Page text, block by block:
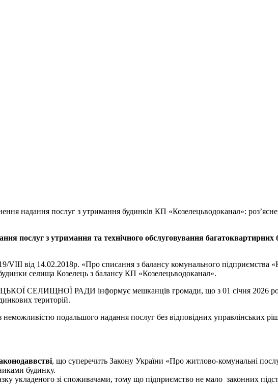
надання послуг з утримання будинків КП «Козелецьводоканал»:
послуг з утримання та технічного обслуговування багатоквартирних
VIII від 14.02.2018р. «Про списання з балансу комунального підприємства
селища Козелець з балансу КП «Козелецьводоканал».
РАДИ інформує мешканців громади, що з 01 січня 2026 року
територій.
подальшого надання послуг без відповідних управлінських
, що суперечить Закону України «Про житлово-комунальні
будинку.
укладеного зі споживачами, тому що підприємство не мало законних